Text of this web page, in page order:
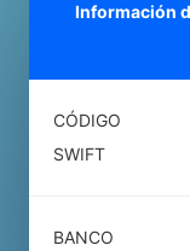
Información
CÓDIGO
SWIFT
BANCO